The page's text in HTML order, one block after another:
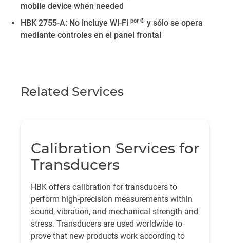
mobile device when needed
HBK 2755-A: No incluye Wi-Fi por ® y sólo se opera
mediante controles en el panel frontal
Related Services
Calibration Services for
Transducers
HBK offers calibration for transducers to
perform high-precision measurements within
sound, vibration, and mechanical strength and
stress. Transducers are used worldwide to
prove that new products work according to